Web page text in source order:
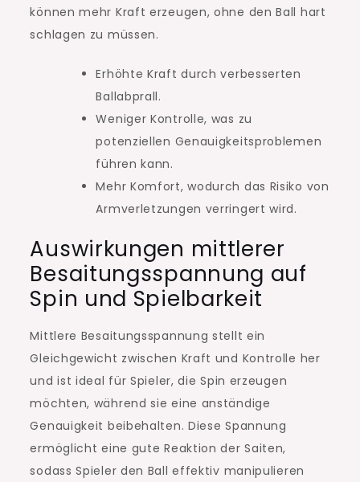
können mehr Kraft erzeugen, ohne den Ball hart
schlagen zu müssen.
Erhöhte Kraft durch verbesserten
Ballabprall.
Weniger Kontrolle, was zu
potenziellen Genauigkeitsproblemen
führen kann.
Mehr Komfort, wodurch das Risiko von
Armverletzungen verringert wird.
Auswirkungen mittlerer
Besaitungsspannung auf
Spin und Spielbarkeit
Mittlere Besaitungsspannung stellt ein
Gleichgewicht zwischen Kraft und Kontrolle her
und ist ideal für Spieler, die Spin erzeugen
möchten, während sie eine anständige
Genauigkeit beibehalten. Diese Spannung
ermöglicht eine gute Reaktion der Saiten,
sodass Spieler den Ball effektiv manipulieren